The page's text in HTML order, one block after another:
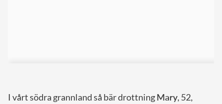
I vårt södra grannland så bär drottningMary, 52,